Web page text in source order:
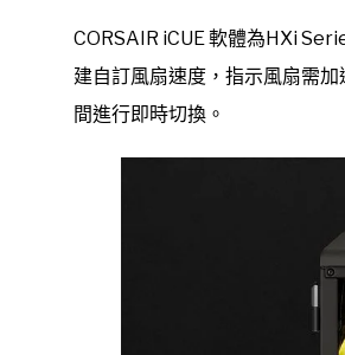
CORSAIR iCUE 軟體為HXi
建自訂風扇速度，指示風扇需
間進行即時切換。